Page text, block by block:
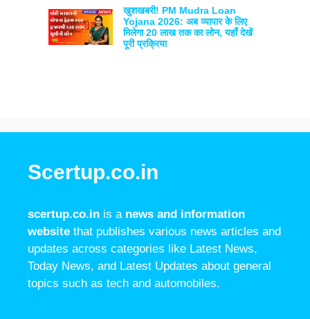
खुशखबरी! PM Mudra Loan
Yojana 2026: अब व्यापार के लिए
मिलेगा 20 लाख तक का लोन, यहाँ देखें
पूरी प्रक्रिया
Scertup.co.in
scertup.co.in is a news and information
website that publishes various news articles and
updates across categories like Latest News,
Today News, and Latest Updates about general
topics such as tech and automobiles.